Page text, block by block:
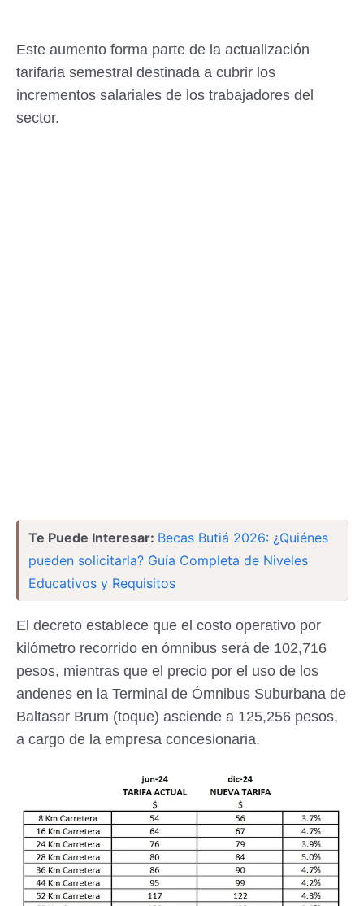
Este aumento forma parte de la actualización
tarifaria semestral destinada a cubrir los
incrementos salariales de los trabajadores del
sector.
Te Puede Interesar: Becas Butiá 2026: ¿Quiénes
pueden solicitarla? Guía Completa de Niveles
Educativos y Requisitos
El decreto establece que el costo operativo por
kilómetro recorrido en ómnibus será de 102,716
pesos, mientras que el precio por el uso de los
andenes en la Terminal de Ómnibus Suburbana de
Baltasar Brum (toque) asciende a 125,256 pesos,
a cargo de la empresa concesionaria.